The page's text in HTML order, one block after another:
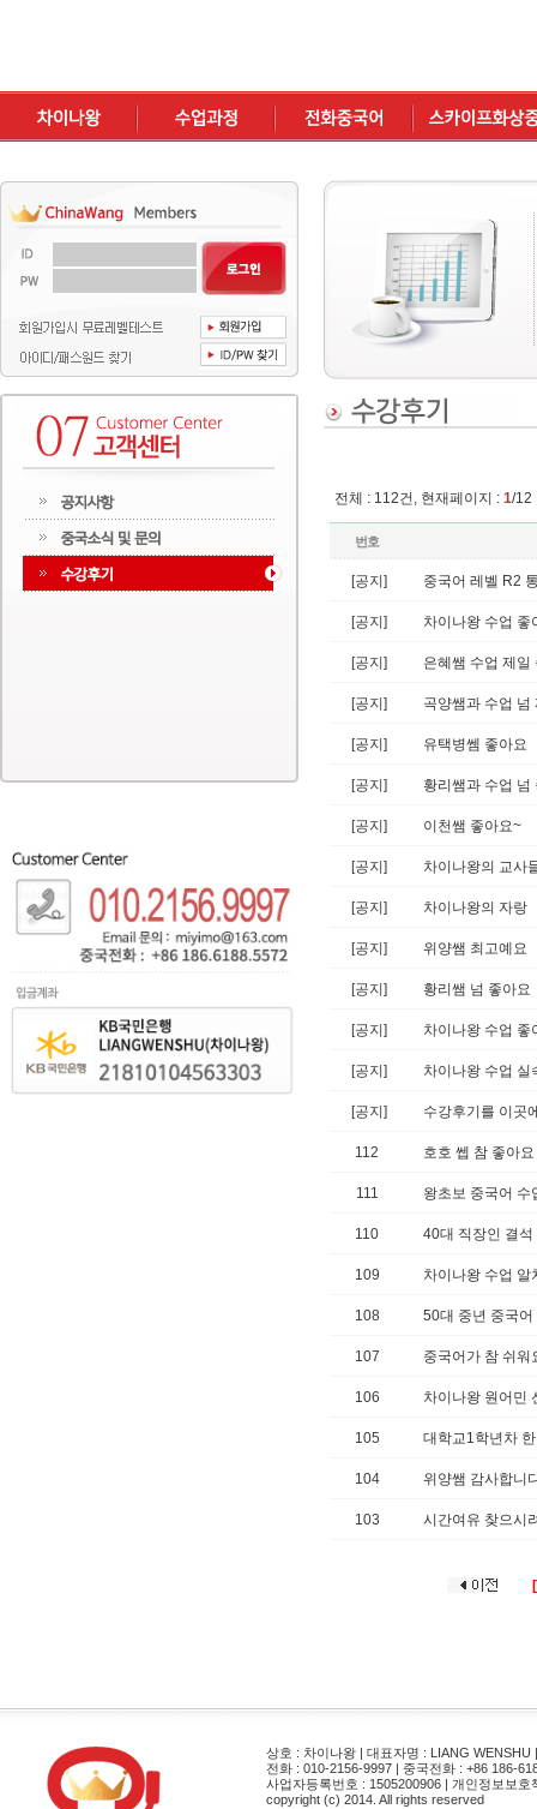
전체 : 112건, 현재페이지 : 1/12
번호
[공지] 중국어 레벨 R2
[공지] 차이나왕 수업 좋
[공지] 은혜쌤 수업 제일
[공지] 곡양쌤과 수업 넘
[공지] 유택병쎔 좋아요
[공지] 황리쌤과 수업 넘
[공지] 이천쌤 좋아요~
[공지] 차이나왕의 교사
[공지] 차이나왕의 자랑
[공지] 위양쌤 최고예요
[공지] 황리쌤 넘 좋아요
[공지] 차이나왕 수업 좋
[공지] 차이나왕 수업 실
[공지] 수강후기를 이곳
112 호호 쎕 참 좋아요
111 왕초보 중국어 수
110 40대 직장인 결
109 차이나왕 수업 알
108 50대 중년 중국어
107 중국어가 참 쉬워
106 차이나왕 원어민
105 대학교1학년차
104 위양쌤 감사합니
103 시간여유 찾으시
상호 : 차이나왕 | 대표자명 : LIANG
전화 : 010-2156-9997 | 중국전화 : +86 186-
사업자등록번호 : 1505200906 | 개인정보보호
copyright (c) 2014. All rights reserved